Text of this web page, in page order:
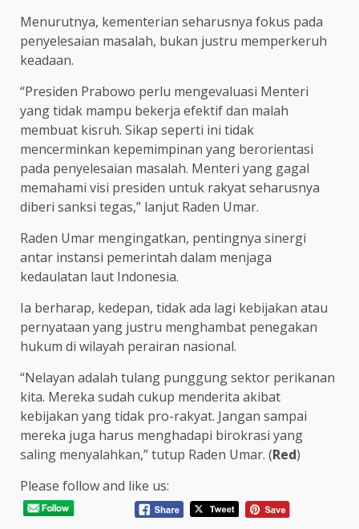
Menurutnya, kementerian seharusnya fokus pada
penyelesaian masalah, bukan justru memperkeruh
keadaan.
“Presiden Prabowo perlu mengevaluasi Menteri
yang tidak mampu bekerja efektif dan malah
membuat kisruh. Sikap seperti ini tidak
mencerminkan kepemimpinan yang berorientasi
pada penyelesaian masalah. Menteri yang gagal
memahami visi presiden untuk rakyat seharusnya
diberi sanksi tegas,” lanjut Raden Umar.
Raden Umar mengingatkan, pentingnya sinergi
antar instansi pemerintah dalam menjaga
kedaulatan laut Indonesia.
Ia berharap, kedepan, tidak ada lagi kebijakan atau
pernyataan yang justru menghambat penegakan
hukum di wilayah perairan nasional.
“Nelayan adalah tulang punggung sektor perikanan
kita. Mereka sudah cukup menderita akibat
kebijakan yang tidak pro-rakyat. Jangan sampai
mereka juga harus menghadapi birokrasi yang
saling menyalahkan,” tutup Raden Umar. (Red)
Please follow and like us: